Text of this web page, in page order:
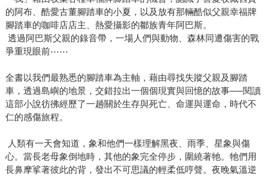
的阿布、酷愛古董腳踏車的小夏，以及放有那輛酷似父親幸福牌
腳踏車的咖啡店店主、熱愛攝影的鄒族青年阿巴斯。
透過阿巴斯父親的錄音帶，一場人們與動物、森林同遭傷害的戰
爭重現眼前⋯⋯
全書以我們最熟悉的腳踏車為主軸，藉由尋找失蹤父親及腳踏
車，透過島嶼的地景，交錯拉出一個個現實與回憶的故事──閱讀
這部小說彷彿經歷了一趟關於生存與死亡、命運與運命，時代不
仁的感傷旅程。
人類有一天會知道，象和他們一樣理解黑夜、雨季、星象與傷
心。當長老母象倒地時，其他的象完全停步，圍繞著牠。牠們用
長鼻摩挲著彼此的背，發出不可思議的輕柔低哼聲。夜晚氣溫逆